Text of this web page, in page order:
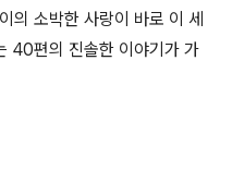
의 소박한 사랑이 바로 이 세
40편의 진솔한 이야기가 가